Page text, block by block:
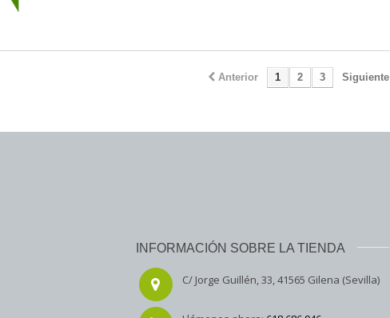
Anterior 1 2 3 Siguiente
INFORMACIÓN SOBRE LA TIENDA
C/ Jorge Guillén, 33, 41565 Gilena (Sevilla)